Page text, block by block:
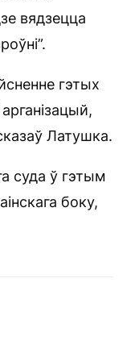
вядзецца
гэтых
Латушка.
суда ў гэтым
боку,